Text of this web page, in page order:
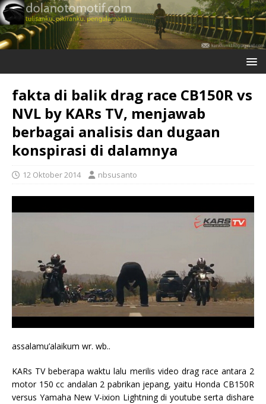
fakta di balik drag race CB150R vs
NVL by KARs TV, menjawab
berbagai analisis dan dugaan
konspirasi di dalamnya
12 Oktober 2014 nbsusanto
assalamu’alaikum wr. wb..
KARs TV beberapa waktu lalu merilis video drag race antara 2
motor 150 cc andalan 2 pabrikan jepang, yaitu Honda CB150R
versus Yamaha New V-ixion Lightning di youtube serta dishare